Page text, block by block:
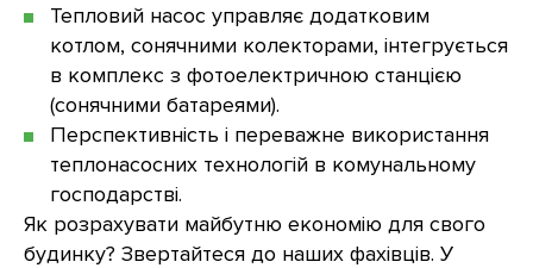
Тепловий насос управляє додатковим
котлом, сонячними колекторами, інтегрується
в комплекс з фотоелектричною станцією
(сонячними батареями).
Перспективність і переважне використання
теплонасосних технологій в комунальному
господарстві.
Як розрахувати майбутню економію для свого
будинку? Звертайтеся до наших фахівців. У